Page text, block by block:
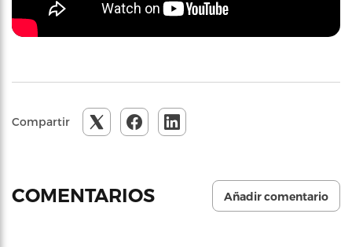
Compartir
COMENTARIOS Añadir comentario